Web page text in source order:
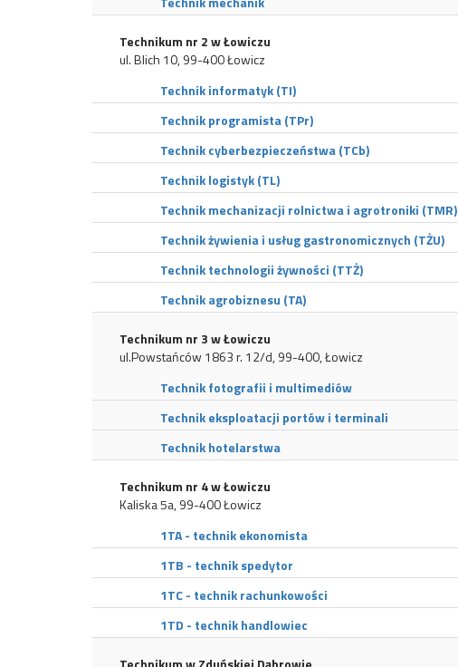
Technikum nr 2 w Łowiczu
ul. Blich 10, 99-400 Łowicz
Technik informatyk (TI)
Technik programista (TPr)
Technik cyberbezpieczeństwa (TCb)
Technik logistyk (TL)
Technik mechanizacji rolnictwa i agrotroniki (TMR)
Technik żywienia i usług gastronomicznych (TŻU)
Technik technologii żywności (TTŻ)
Technik agrobiznesu (TA)
Technikum nr 3 w Łowiczu
ul.Powstańców 1863 r. 12/d, 99-400, Łowicz
Technik fotografii i multimediów
Technik eksploatacji portów i terminali
Technik hotelarstwa
Technikum nr 4 w Łowiczu
Kaliska 5a, 99-400 Łowicz
1TA - technik ekonomista
1TB - technik spedytor
1TC - technik rachunkowości
1TD - technik handlowiec